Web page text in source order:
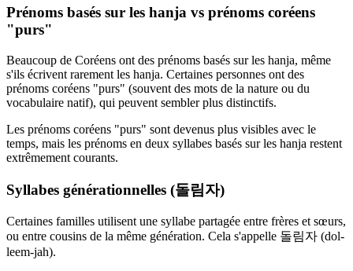
Prénoms basés sur les hanja vs prénoms coréens
"purs"
Beaucoup de Coréens ont des prénoms basés sur les hanja, même
s'ils écrivent rarement les hanja. Certaines personnes ont des
prénoms coréens "purs" (souvent des mots de la nature ou du
vocabulaire natif), qui peuvent sembler plus distinctifs.
Les prénoms coréens "purs" sont devenus plus visibles avec le
temps, mais les prénoms en deux syllabes basés sur les hanja restent
extrêmement courants.
Syllabes générationnelles (돌림자)
Certaines familles utilisent une syllabe partagée entre frères et sœurs,
ou entre cousins de la même génération. Cela s'appelle 돌림자 (dol-
leem-jah).